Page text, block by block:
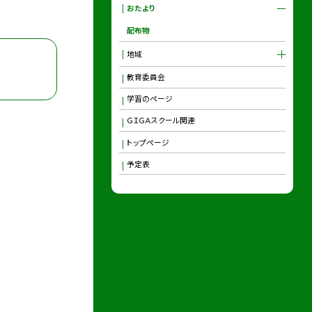
おたより
配布物
地域
教育委員会
学習のページ
ＧＩＧＡスクール関連
トップページ
予定表